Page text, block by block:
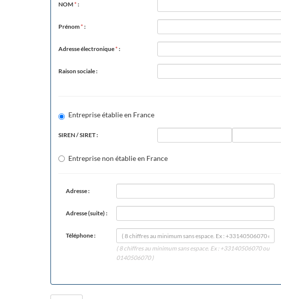
NOM* :
Prénom* :
Adresse électronique* :
Raison sociale :
Entreprise établie en France
SIREN / SIRET :
Entreprise non établie en France
Adresse :
Adresse (suite) :
Téléphone :
( 8 chiffres au minimum sans espace. Ex : +33140506070 ou
0140506070 )